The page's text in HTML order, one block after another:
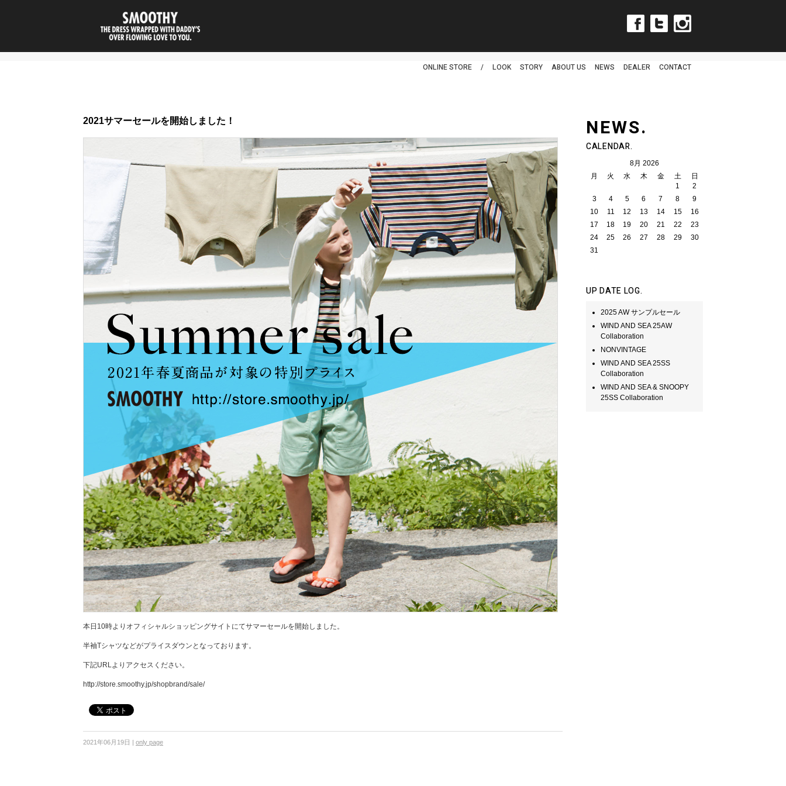
Facebook
Twitter
ONLINE STORE / LOOK STORY ABOUT US NEWS DEALER CONTACT
2021サマーセールを開始しました！
本日10時よりオフィシャルショッピングサイトにてサマーセールを開始しました。
半袖Tシャツなどがプライスダウンとなっております。
下記URLよりアクセスください。
http://store.smoothy.jp/shopbrand/sale/
2021年06月19日 | only page
NEWS.
CALENDAR.
8月 2026
月
火 水 木 金 土
日
1
2
3
4 5 6 7 8
9
10
11 12 13 14 15
16
17
18 19 20 21 22
23
24
25 26 27 28 29
30
31
UP DATE LOG.
2025 AW サンプルセール
WIND AND SEA 25AW
Collaboration
NONVINTAGE
WIND AND SEA 25SS
Collaboration
WIND AND SEA & SNOOPY
25SS Collaboration